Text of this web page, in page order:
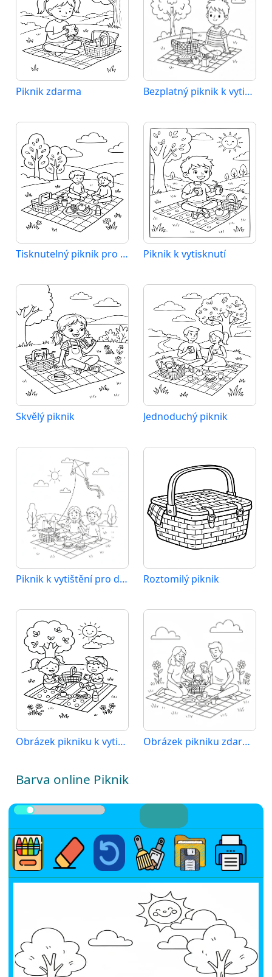
Piknik zdarma Bezplatný piknik k vytisknutí
Tisknutelný piknik pro děti Piknik k vytisknutí
Skvělý piknik Jednoduchý piknik
Piknik k vytištění pro děti Roztomilý piknik
Obrázek pikniku k vytištění Obrázek pikniku zdarma
Barva online Piknik